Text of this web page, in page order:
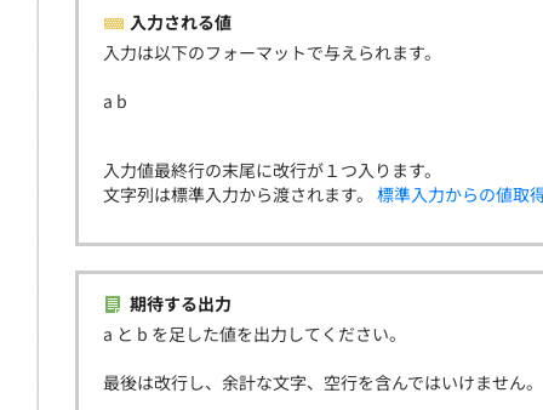
入力される値
入力は以下のフォーマットで与えられます。
a b
入力値最終行の末尾に改行が１つ入ります。
文字列は標準入力から渡されます。 標準入力からの値取
期待する出力
a と b を足した値を出力してください。
最後は改行し、余計な文字、空行を含んではいけません。